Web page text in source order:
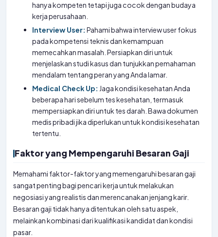
hanya kompeten tetapi juga cocok dengan budaya
kerja perusahaan.
Interview User: Pahami bahwa interview user fokus
pada kompetensi teknis dan kemampuan
memecahkan masalah. Persiapkan diri untuk
menjelaskan studi kasus dan tunjukkan pemahaman
mendalam tentang peran yang Anda lamar.
Medical Check Up: Jaga kondisi kesehatan Anda
beberapa hari sebelum tes kesehatan, termasuk
mempersiapkan diri untuk tes darah. Bawa dokumen
medis pribadi jika diperlukan untuk kondisi kesehatan
tertentu.
Faktor yang Mempengaruhi Besaran Gaji
Memahami faktor-faktor yang memengaruhi besaran gaji
sangat penting bagi pencari kerja untuk melakukan
negosiasi yang realistis dan merencanakan jenjang karir.
Besaran gaji tidak hanya ditentukan oleh satu aspek,
melainkan kombinasi dari kualifikasi kandidat dan kondisi
pasar.